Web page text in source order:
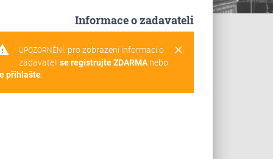
Informace o zadavateli
clear
UPOZORNĚNÍ: pro zobrazení informací o
zadavateli se registrujte ZDARMAnebo
přihlašte.